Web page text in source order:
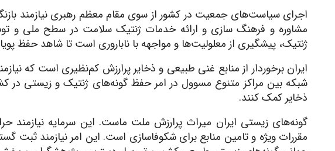
اجرای سیاست‌های جمعیت در کشور از سوی مقام معظم رهبری نیازمند
مشاوره و فرهنگ سازی و ارائه خدمات ژنتیک سلامت در سطح ملی و
ژنتیک، پیشگیری از معلولیت‌ها و مواجهه با ناباروری است تا شاهد حفظ
ایران برخوردار از منابع غنی طبیعی و ذخایر پرارزش کم‌نظیری است که
شبکه بین مراکز متنوع مسوول در امر حفظ گونه‌های ژنتیک و زیستی در
ذخایر کمک کنند.
گونه‌های زیستی ایران میراث پرارزش ملت ماست. این سرمایه نیازمند
مقررات ویژه و تامین منابع برای شکوفاسازی است. این امر نیازمند ثبت